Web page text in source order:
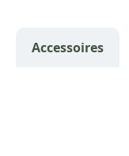
Accessoires